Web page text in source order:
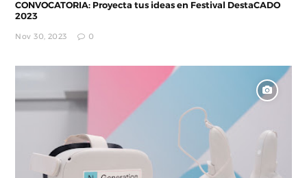
CONVOCATORIA: Proyecta tus ideas en Festival DestaCADO
2023
Nov 30, 2023 0